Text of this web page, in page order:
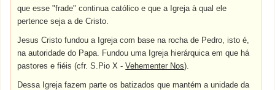
que esse "frade" continua católico e que a Igreja à qual ele
pertence seja a de Cristo.
Jesus Cristo fundou a Igreja com base na rocha de Pedro, isto é,
na autoridade do Papa. Fundou uma Igreja hierárquica em que há
pastores e fiéis (cfr. S.Pio X -Vehementer Nos).
Dessa Igreja fazem parte os batizados que mantém a unidade da